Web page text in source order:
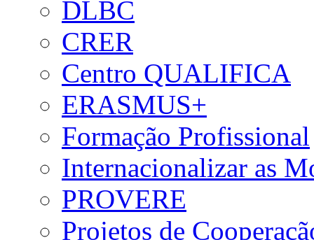
DLBC
CRER
Centro QUALIFICA
ERASMUS+
Formação Profissional
Internacionalizar as
PROVERE
Projetos de